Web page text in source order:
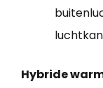
Hybride